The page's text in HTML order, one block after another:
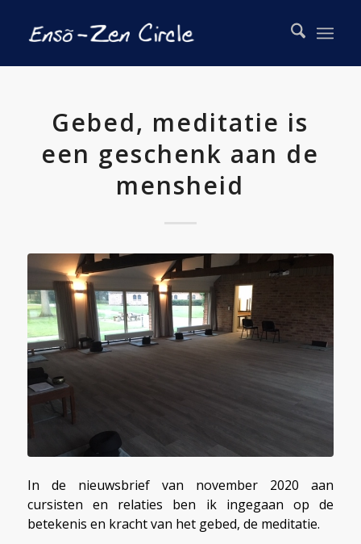
Gebed, meditatie is
een geschenk aan de
mensheid
In de nieuwsbrief van november 2020 aan
cursisten en relaties ben ik ingegaan op de
betekenis en kracht van het gebed, de meditatie.